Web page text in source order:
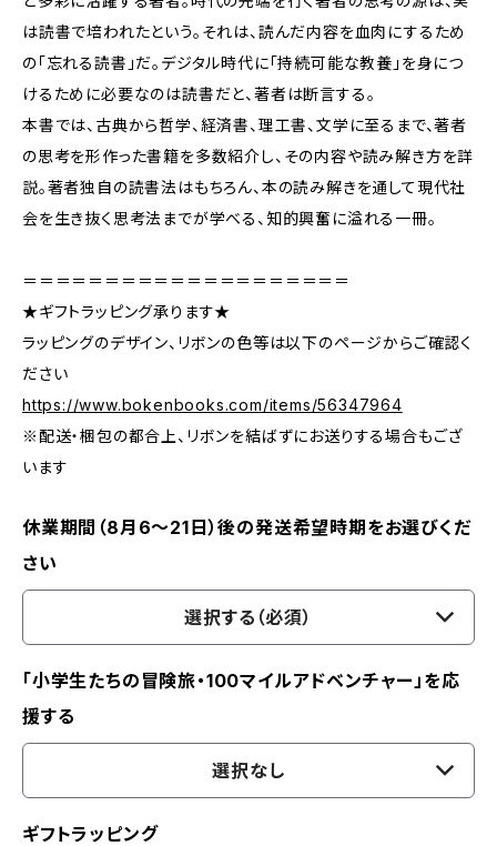
は読書で培われたという。それは、読んだ内容を血肉にするため
の「忘れる読書」だ。デジタル時代に「持続可能な教養」を身につ
けるために必要なのは読書だと、著者は断言する。
本書では、古典から哲学、経済書、理工書、文学に至るまで、著者
の思考を形作った書籍を多数紹介し、その内容や読み解き方を詳
説。著者独自の読書法はもちろん、本の読み解きを通して現代社
会を生き抜く思考法までが学べる、知的興奮に溢れる一冊。
＝＝＝＝＝＝＝＝＝＝＝＝＝＝＝＝＝＝＝＝
★ギフトラッピング承ります★
ラッピングのデザイン、リボンの色等は以下のページからご確認く
ださい
https://www.bokenbooks.com/items/56347964
※配送・梱包の都合上、リボンを結ばずにお送りする場合もござ
います
休業期間（8月6〜21日）後の発送希望時期をお選びくだ
さい
選択する（必須）
「小学生たちの冒険旅・100マイルアドベンチャー」を応
援する
選択なし
ギフトラッピング